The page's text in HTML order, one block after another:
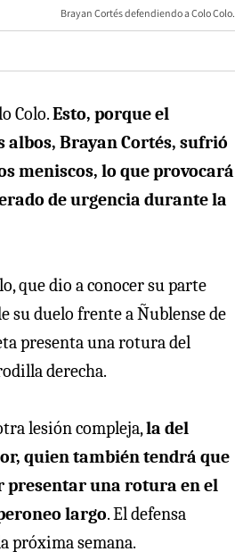
Brayan Cortés defendiendo a Colo Colo.
Colo.Esto, porque el
Brayan Cortés, sufrió
meniscos, lo que provocará
de urgencia durante la
que dio a conocer su parte
su duelo frente a Ñublense de
presenta una rotura del
derecha.
lesión compleja,la del
quien también tendrá que
presentar una rotura en el
largo. El defensa
próxima semana.